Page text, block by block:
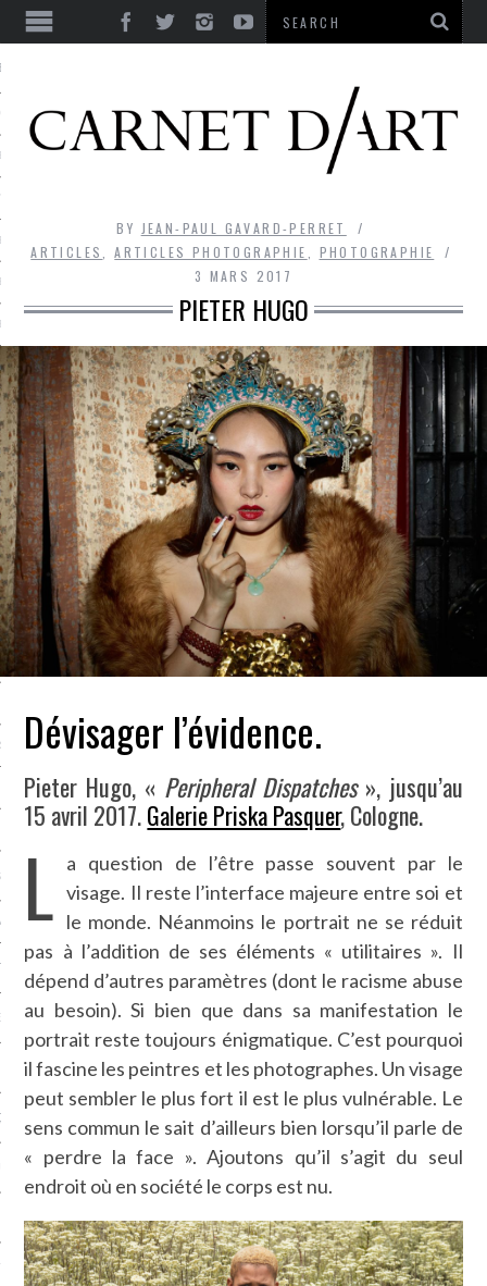
ULTIME
RIRE
LIBERTÉ
BEAUTÉ
FOLIE
BONHEUR
GUERRE
EN VOD
BY JEAN-PAUL GAVARD-PERRET
ARTICLES
,ARTICLES PHOTOGRAPHIE
PHOTOGRAPHIE
3 MARS 2017
PIETER HUGO
Dévisager l’évidence.
Pieter Hugo, « Peripheral Dispatches», jusqu’au
15 avril 2017.Galerie Priska Pasquer, Cologne.
L a question de l’être passe souvent par le
visage. Il reste l’interface majeure entre soi et
le monde. Néanmoins le portrait ne se réduit
pas à l’addition de ses éléments « utilitaires ». Il
dépend d’autres paramètres (dont le racisme abuse
au besoin). Si bien que dans sa manifestation le
portrait reste toujours énigmatique. C’est pourquoi
il fascine les peintres et les photographes. Un visage
peut sembler le plus fort il est le plus vulnérable. Le
sens commun le sait d’ailleurs bien lorsqu’il parle de
« perdre la face ». Ajoutons qu’il s’agit du seul
endroit où en société le corps est nu.